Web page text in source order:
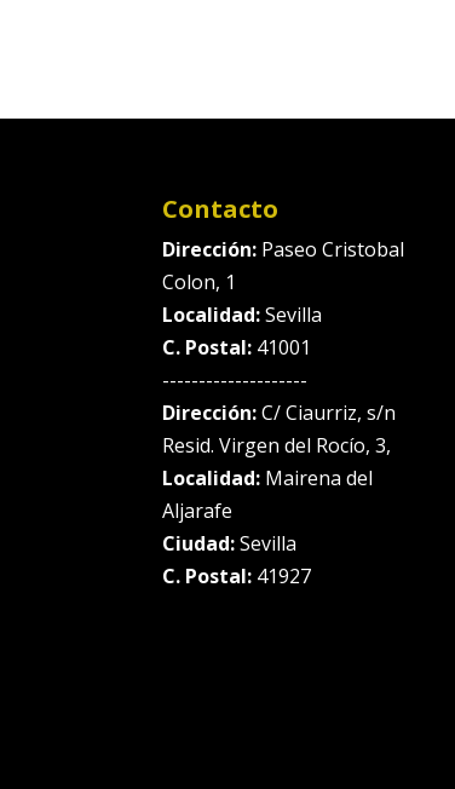
Contacto
Dirección: Paseo Cristobal
Colon, 1
Localidad:Sevilla
C. Postal: 41001
--------------------
Dirección:C/ Ciaurriz, s/n
Resid. Virgen del Rocío, 3,
Localidad: Mairena del
Aljarafe
Ciudad:Sevilla
C. Postal: 41927